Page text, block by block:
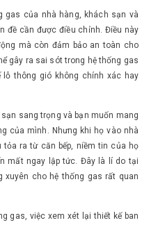
gas của nhà hàng, khách sạn và
đề cần được điều chỉnh. Điều này
mà còn đảm bảo an toàn cho
gây ra sai sót trong hệ thống gas
thông gió không chính xác hay
sang trọng và bạn muốn mang
của mình. Nhưng khi họ vào nhà
ra từ căn bếp, niềm tin của họ
mất ngay lập tức. Đây là lí do tại
xuyên cho hệ thống gas rất quan
gas, việc xem xét lại thiết kế ban